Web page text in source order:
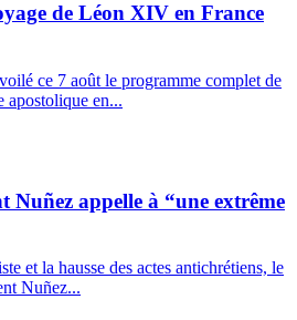
de Léon XIV en France
ce 7 août le programme complet de
en...
Nuñez appelle à “une extrême
et la hausse des actes antichrétiens, le
Nuñez...